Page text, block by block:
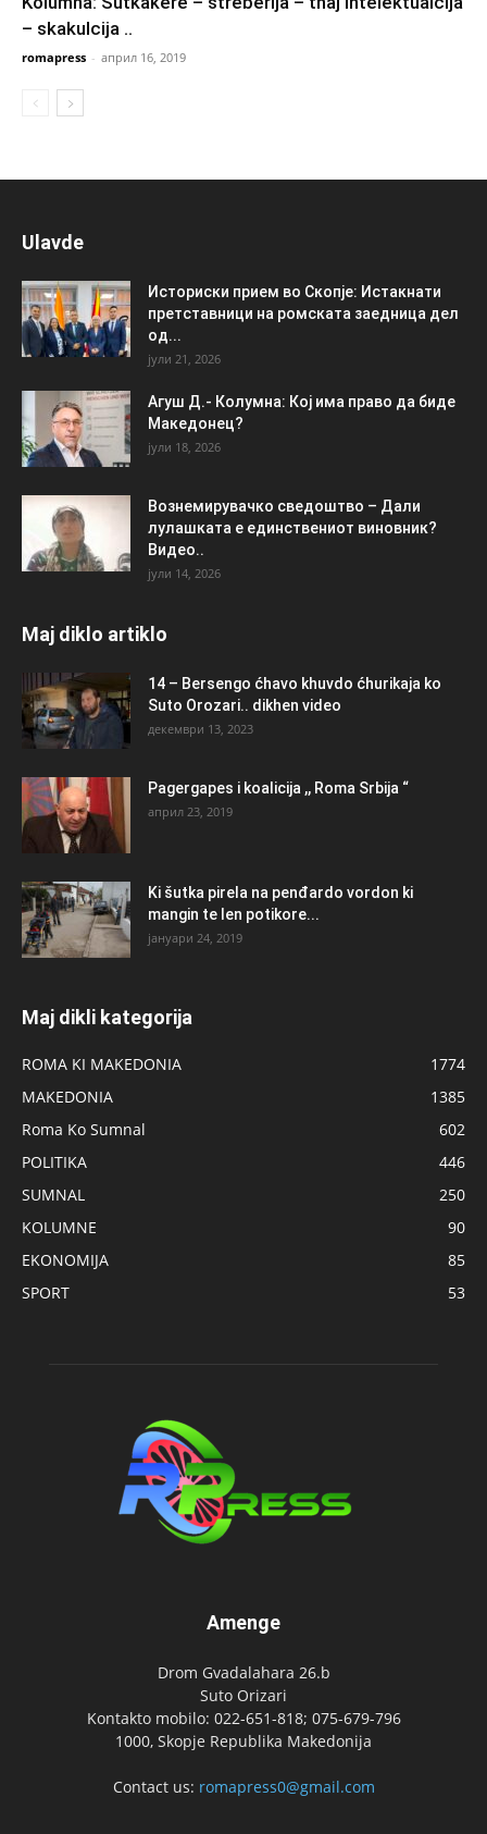
– skakulcija ..
romapress - април 16, 2019
Ulavde
Историски прием во Скопје: Истакнати
претставници на ромската заедница дел
од...
јули 21, 2026
Агуш Д.- Колумна: Кој има право да биде
Македонец?
јули 18, 2026
Вознемирувачко сведоштво – Дали
лулашката е единствениот виновник?
Видео..
јули 14, 2026
Maj diklo artiklo
14 – Bersengo ćhavo khuvdo ćhurikaja ko
Suto Orozari.. dikhen video
декември 13, 2023
Pagergapes i koalicija ,, Roma Srbija “
април 23, 2019
Ki šutka pirela na penđardo vordon ki
mangin te len potikore...
јануари 24, 2019
Maj dikli kategorija
ROMA KI MAKEDONIA
1774
MAKEDONIA
1385
Roma Ko Sumnal
602
POLITIKA
446
SUMNAL
250
KOLUMNE
90
EKONOMIJA
85
SPORT
53
Amenge
Drom Gvadalahara 26.b
Suto Orizari
Kontakto mobilo: 022-651-818; 075-679-796
1000, Skopje Republika Makedonija
Contact us: romapress0@gmail.com